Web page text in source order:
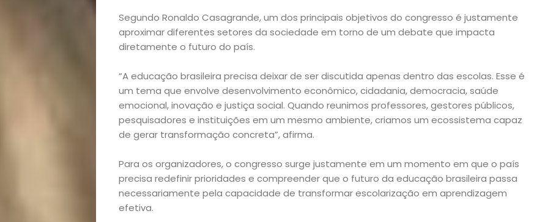
Pets
Receitas
Saúde
e
Qualidade
de
Vida
Segundo Ronaldo Casagrande, um dos principais objetivos do congresso é justamente
aproximar diferentes setores da sociedade em torno de um debate que impacta
diretamente o futuro do país.
“A educação brasileira precisa deixar de ser discutida apenas dentro das escolas. Esse é
um tema que envolve desenvolvimento econômico, cidadania, democracia, saúde
emocional, inovação e justiça social. Quando reunimos professores, gestores públicos,
pesquisadores e instituições em um mesmo ambiente, criamos um ecossistema capaz
de gerar transformação concreta”, afirma.
Para os organizadores, o congresso surge justamente em um momento em que o país
precisa redefinir prioridades e compreender que o futuro da educação brasileira passa
necessariamente pela capacidade de transformar escolarização em aprendizagem
efetiva.